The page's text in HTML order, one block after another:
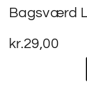
Bagsværd
kr.29,00